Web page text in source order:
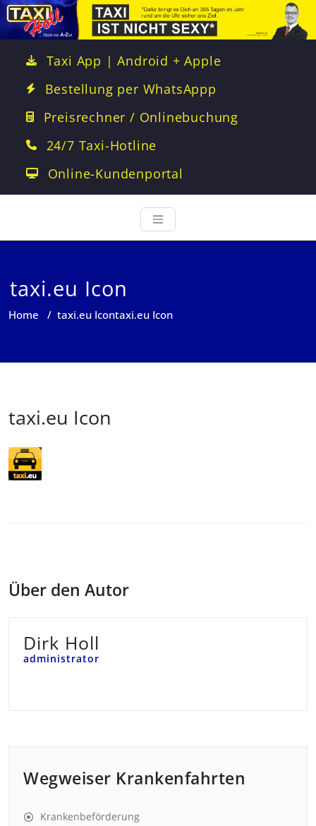
Taxi App | Android + Apple
Bestellung per WhatsAppp
Preisrechner / Onlinebuchung
24/7 Taxi-Hotline
Online-Kundenportal
taxi.eu Icon
Home / taxi.eu Icontaxi.eu Icon
taxi.eu Icon
Über den Autor
Dirk Holl
administrator
Wegweiser Krankenfahrten
Krankenbeförderung